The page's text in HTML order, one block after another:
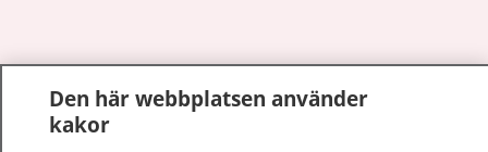
1177 på flera språk
Den här webbplatsen använder
kakor